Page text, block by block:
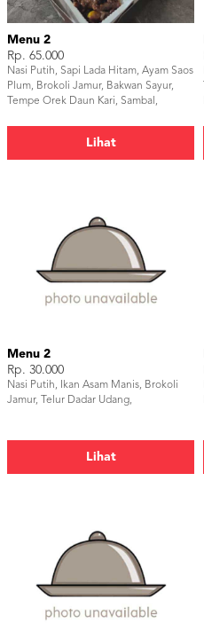
Menu 2
Rp. 65.000
Nasi Putih, Sapi Lada Hitam, Ayam Saos
Plum, Brokoli Jamur, Bakwan Sayur,
Tempe Orek Daun Kari, Sambal,
Lihat
Menu 2
Rp. 30.000
Nasi Putih, Ikan Asam Manis, Brokoli
Jamur, Telur Dadar Udang,
Lihat